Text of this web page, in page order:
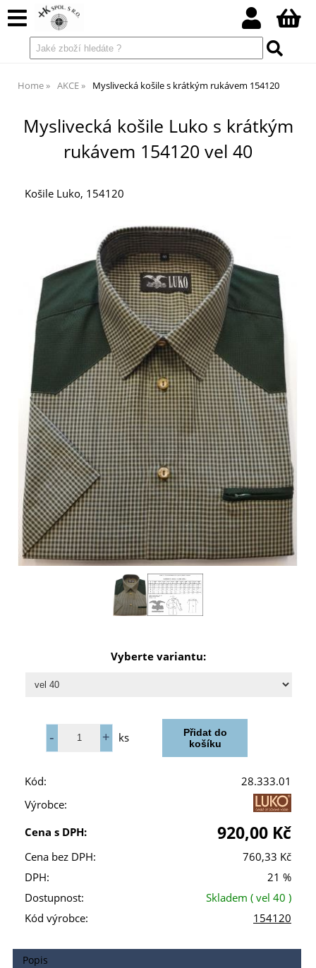
Home AKCE Myslivecká košile s krátkým rukávem 154120
Myslivecká košile Luko s krátkým
rukávem 154120 vel 40
Košile Luko, 154120
Vyberte variantu:
ks
Kód:
28.333.01
Výrobce:
Cena s DPH:
920,00 Kč
Cena bez DPH:
760,33 Kč
DPH:
21 %
Dostupnost:
Skladem ( vel 40 )
Kód výrobce:
154120
Popis